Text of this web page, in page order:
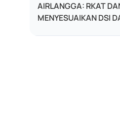
AIRLANGGA: RKAT
MENYESUAIKAN DSI